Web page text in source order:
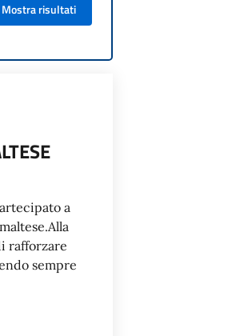
Mostra risultati
a
rafforzare
sempre